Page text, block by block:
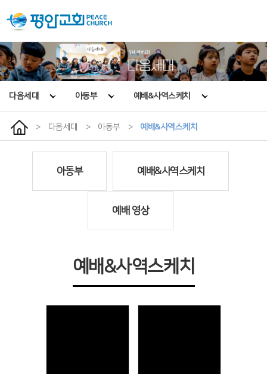
다음세대 아동부 예배&사역스케치
> 다음세대 > 아동부 > 예배&사역스케치
아동부 예배&사역스케치
예배 영상
예배&사역스케치